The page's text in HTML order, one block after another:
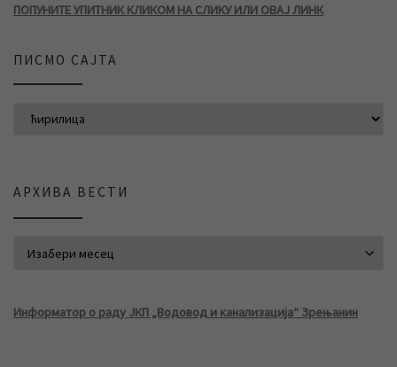
ПОПУНИТЕ УПИТНИК КЛИКОМ НА СЛИКУ ИЛИ ОВАЈ ЛИНК
ПИСМО САЈТА
АРХИВА ВЕСТИ
Информатор о раду ЈКП „Водовод и канализација“ Зрењанин